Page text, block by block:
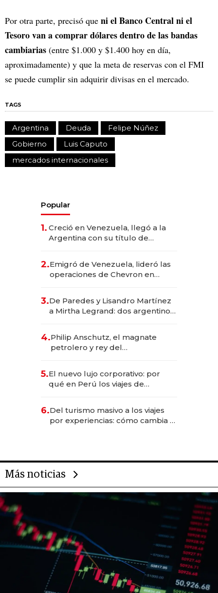
Por otra parte, precisó que ni el Banco Central ni el
Tesoro van a comprar dólares dentro de las bandas
cambiarias (entre $1.000 y $1.400 hoy en día,
aproximadamente) y que la meta de reservas con el FMI
se puede cumplir sin adquirir divisas en el mercado.
TAGS
Argentina Deuda
Felipe Núñez
Gobierno
Luis Caputo
mercados internacionales
Popular
1. Creció en Venezuela, llegó a la
Argentina con su título de
las marcas "fast premium"
2.Emigró de Venezuela, lideró las
operaciones de Chevron en
3.De Paredes y Lisandro Martínez
a Mirtha Legrand: dos argentinos
4.Philip Anschutz, el magnate
petrolero y rey del
Fénix
5.El nuevo lujo corporativo: por
qué en Perú los viajes de
transformadoras
6.Del turismo masivo a los viajes
por experiencias: cómo cambia el
Más noticias